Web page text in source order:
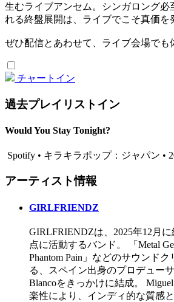
生むライブアンセム。シンガロング必
れる終盤展開は、ライブでこそ真価を
ぜひ配信とあわせて、ライブ会場でも
チャートイン
過去プレイリストイン
Would You Stay Tonight?
Spotify • キラキラポップ：ジャパン •
アーティスト情報
GIRLFRIENDZ
GIRLFRIENDZは、2025年12月
点に活動するバンド。 「Metal
Phantom Pain」などのサウンド
る、スペイン出身のプロデュー
Blancoをきっかけに結成。
楽性により、インディ的な質感